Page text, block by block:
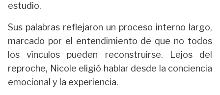
estudio.
Sus palabras reflejaron un proceso interno largo,
marcado por el entendimiento de que no todos
los vínculos pueden reconstruirse. Lejos del
reproche, Nicole eligió hablar desde la conciencia
emocional y la experiencia.